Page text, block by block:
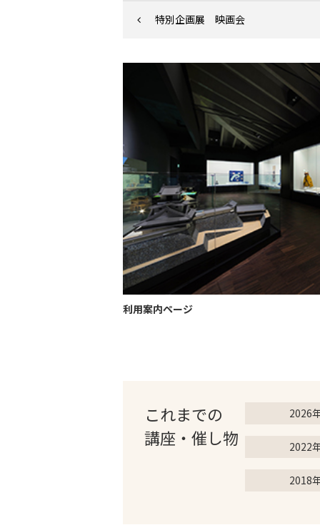
特別企画展 映画会
利用案内ページ
これまでの
講座・催し物
2026
2022
2018